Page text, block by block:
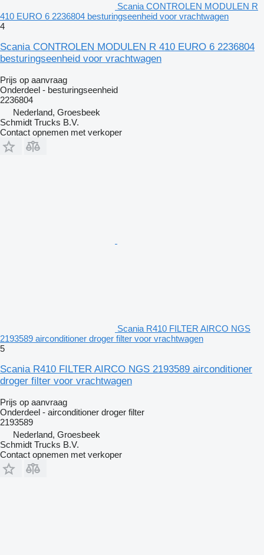
Scania CONTROLEN MODULEN R
410 EURO 6 2236804 besturingseenheid voor vrachtwagen
4
Scania CONTROLEN MODULEN R 410 EURO 6 2236804
besturingseenheid voor vrachtwagen
Prijs op aanvraag
Onderdeel - besturingseenheid
2236804
Nederland, Groesbeek
Schmidt Trucks B.V.
Contact opnemen met verkoper
Scania R410 FILTER AIRCO NGS
2193589 airconditioner droger filter voor vrachtwagen
5
Scania R410 FILTER AIRCO NGS 2193589 airconditioner
droger filter voor vrachtwagen
Prijs op aanvraag
Onderdeel - airconditioner droger filter
2193589
Nederland, Groesbeek
Schmidt Trucks B.V.
Contact opnemen met verkoper